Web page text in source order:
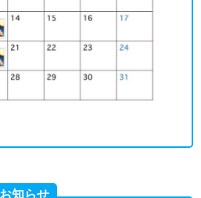
知らせ